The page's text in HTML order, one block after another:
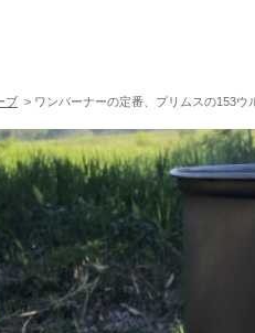
ブ > ワンバーナーの定番、プリムスの153ウ